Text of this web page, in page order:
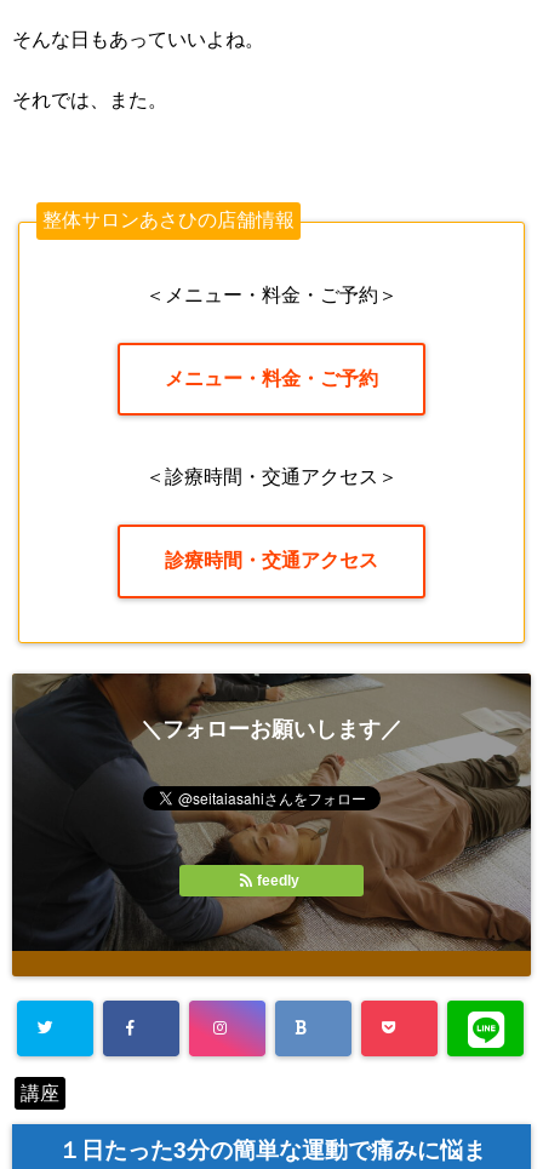
そんな日もあっていいよね。
それでは、また。
整体サロンあさひの店舗情報
＜メニュー・料金・ご予約＞
メニュー・料金・ご予約
＜診療時間・交通アクセス＞
診療時間・交通アクセス
＼フォローお願いします／
feedly
defined array
key "Twitter"
講座
１日たった3分の簡単な運動で痛みに悩ま